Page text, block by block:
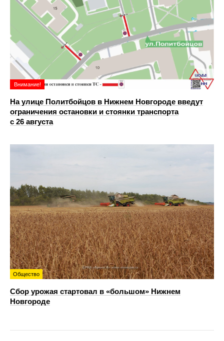
Внимание!
На улице Политбойцов в Нижнем Новгороде введут
ограничения остановки и стоянки транспорта
с 26 августа
Общество
Сбор урожая стартовал в «большом» Нижнем
Новгороде